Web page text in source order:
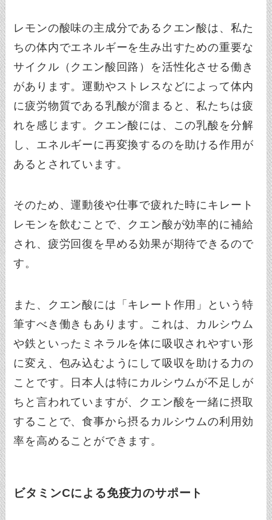
レモンの酸味の主成分であるクエン酸は、私た
ちの体内でエネルギーを生み出すための重要な
サイクル（クエン酸回路）を活性化させる働き
があります。運動やストレスなどによって体内
に疲労物質である乳酸が溜まると、私たちは疲
れを感じます。クエン酸には、この乳酸を分解
し、エネルギーに再変換するのを助ける作用が
あるとされています。
そのため、運動後や仕事で疲れた時にキレート
レモンを飲むことで、クエン酸が効率的に補給
され、疲労回復を早める効果が期待できるので
す。
また、クエン酸には「キレート作用」という特
筆すべき働きもあります。これは、カルシウム
や鉄といったミネラルを体に吸収されやすい形
に変え、包み込むようにして吸収を助ける力の
ことです。日本人は特にカルシウムが不足しが
ちと言われていますが、クエン酸を一緒に摂取
することで、食事から摂るカルシウムの利用効
率を高めることができます。
ビタミンCによる免疫力のサポート